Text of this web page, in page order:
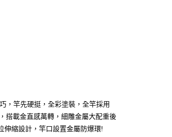
灣大哥大用戶可立即使用無須另外申請。
，訂單成立後會自動跳轉到大哥付的交易
分期的期數、繳款截止日，確認付款後即
用金額請依後續交易確認頁面所載為準。
確認交易或遇審核未通過，訂單將自動取
之後才付款」的支付方式。 讓您購物簡單
綁卡、不需儲值。
，竿先硬挺，全彩塗裝，全竿採用
搭載金直感萬轉，細雕金屬大配重後
伸縮設計，竿口設置金屬防爆環!